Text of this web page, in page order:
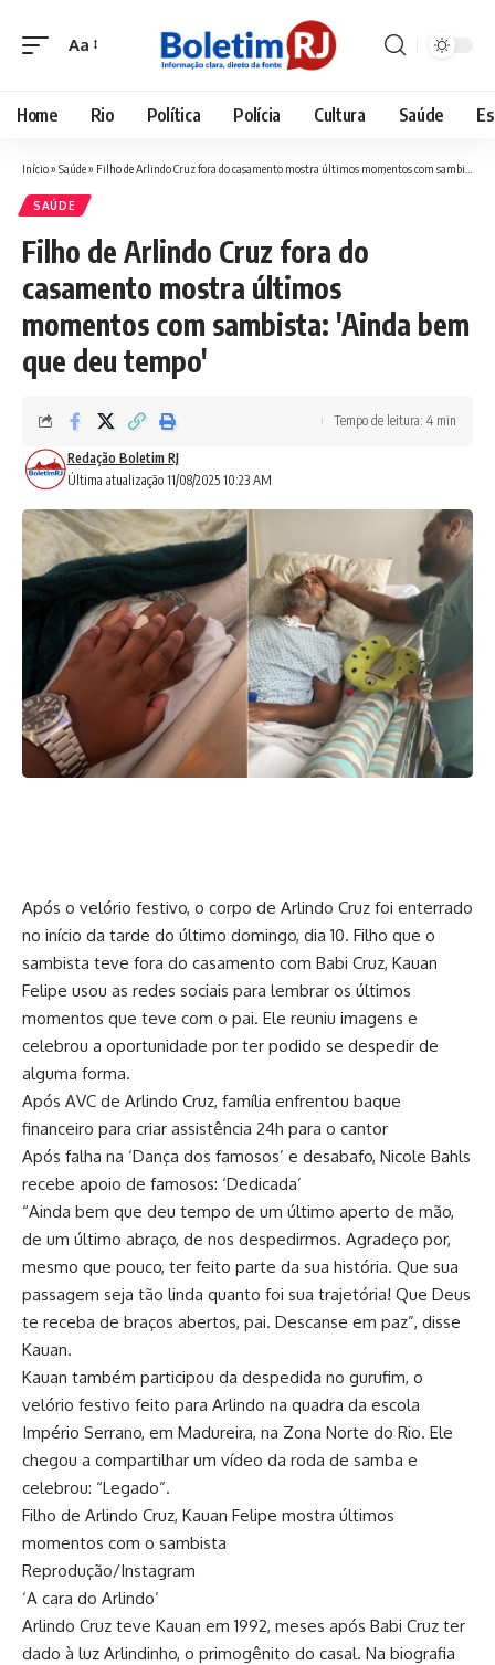
Font
Aa
Home Rio Política Polícia Cultura Saúde
Início» Saúde» Filho de Arlindo Cruz fora do casamento mostra últimos momentos com sambista: 'Ainda bem que deu tempo'
SAÚDE
Filho de Arlindo Cruz fora do
casamento mostra últimos
momentos com sambista: 'Ainda bem
que deu tempo'
Última atualização 11/08/2025 10:23 AM
Redação Boletim RJ
Tempo de leitura: 4 min
Após o velório festivo, o corpo de Arlindo Cruz foi enterrado
no início da tarde do último domingo, dia 10. Filho que o
sambista teve fora do casamento com Babi Cruz, Kauan
Felipe usou as redes sociais para lembrar os últimos
momentos que teve com o pai. Ele reuniu imagens e
celebrou a oportunidade por ter podido se despedir de
alguma forma.
Após AVC de Arlindo Cruz, família enfrentou baque
financeiro para criar assistência 24h para o cantor
Após falha na ‘Dança dos famosos’ e desabafo, Nicole Bahls
recebe apoio de famosos: ‘Dedicada’
“Ainda bem que deu tempo de um último aperto de mão,
de um último abraço, de nos despedirmos. Agradeço por,
mesmo que pouco, ter feito parte da sua história. Que sua
passagem seja tão linda quanto foi sua trajetória! Que Deus
te receba de braços abertos, pai. Descanse em paz”, disse
Kauan.
Kauan também participou da despedida no gurufim, o
velório festivo feito para Arlindo na quadra da escola
Império Serrano, em Madureira, na Zona Norte do Rio. Ele
chegou a compartilhar um vídeo da roda de samba e
celebrou: “Legado”.
Filho de Arlindo Cruz, Kauan Felipe mostra últimos
momentos com o sambista
Reprodução/Instagram
‘A cara do Arlindo’
Arlindo Cruz teve Kauan em 1992, meses após Babi Cruz ter
dado à luz Arlindinho, o primogênito do casal. Na biografia